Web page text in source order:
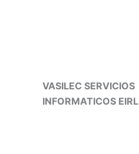
VASILEC SERVICIOS
INFORMATICOS EIRL